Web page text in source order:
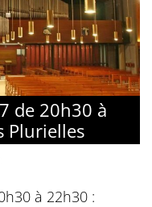
de 20h30 à
Plurielles
à 22h30 :